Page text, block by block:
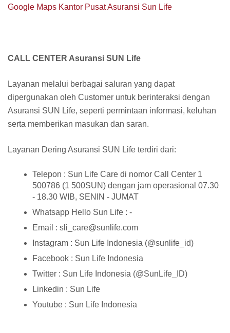
Google Maps Kantor Pusat Asuransi Sun Life
CALL CENTER Asuransi SUN Life
Layanan melalui berbagai saluran yang dapat
dipergunakan oleh Customer untuk berinteraksi dengan
Asuransi SUN Life, seperti permintaan informasi, keluhan
serta memberikan masukan dan saran.
Layanan Dering Asuransi SUN Life terdiri dari:
Telepon : Sun Life Care di nomor Call Center 1
500786 (1 500SUN) dengan jam operasional 07.30
- 18.30 WIB, SENIN - JUMAT
Whatsapp Hello Sun Life : -
Email : sli_care@sunlife.com
Instagram : Sun Life Indonesia (@sunlife_id)
Facebook : Sun Life Indonesia
Twitter : Sun Life Indonesia (@SunLife_ID)
Linkedin : Sun Life
Youtube : Sun Life Indonesia